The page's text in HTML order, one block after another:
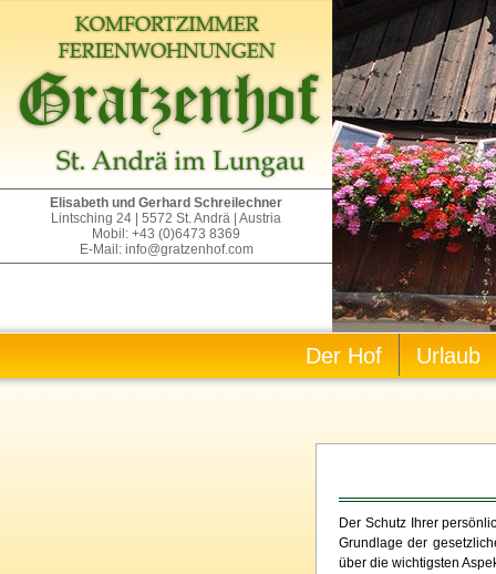
Elisabeth und Gerhard Schreilechner
Lintsching 24 | 5572 St. Andrä | Austria
Mobil: +43 (0)6473 8369
E-Mail: info@gratzenhof.com
Der Hof Urlaub
Der Schutz Ihrer
Grundlage der
über die wichtigsten